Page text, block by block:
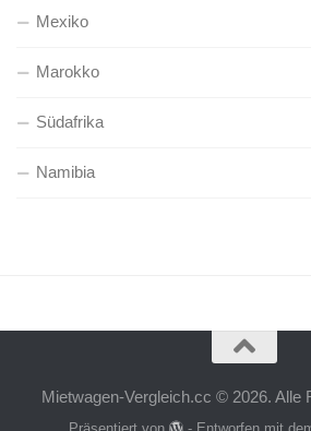
Mexiko
Marokko
Südafrika
Namibia
Mietwagen-Vergleich.cc © 2026. Alle